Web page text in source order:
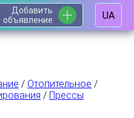
Добавить
объявление
UA
/ Отопительное /
/ Прессы